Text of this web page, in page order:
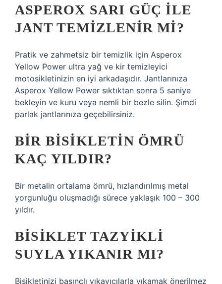
ASPEROX SARI GÜÇ ILE
JANT TEMIZLENIR MI?
Pratik ve zahmetsiz bir temizlik için Asperox
Yellow Power ultra yağ ve kir temizleyici
motosikletinizin en iyi arkadaşıdır. Jantlarınıza
Asperox Yellow Power sıktıktan sonra 5 saniye
bekleyin ve kuru veya nemli bir bezle silin. Şimdi
parlak jantlarınıza geçebilirsiniz.
BIR BISIKLETIN ÖMRÜ
KAÇ YILDIR?
Bir metalin ortalama ömrü, hızlandırılmış metal
yorgunluğu oluşmadığı sürece yaklaşık 100 – 300
yıldır.
BISIKLET TAZYIKLI
SUYLA YIKANIR MI?
Bisikletinizi basınçlı yıkayıcılarla yıkamak önerilmez